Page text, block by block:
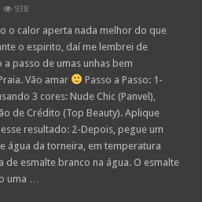
938
o calor aperta nada melhor do que
o espirito, daí me lembrei de
passo de umas unhas bem
Vão amar
Passo a Passo: 1-
3 cores: Nude Chic (Panvel),
de Crédito (Top Beauty). Aplique
resultado: 2-Depois, pegue um
água da torneira, em temperatura
de esmalte branco na água. O esmalte
uma …